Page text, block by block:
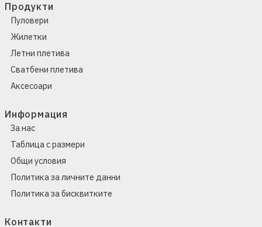
Продукти
Пуловери
Жилетки
Летни плетива
Сватбени плетива
Аксесоари
Информация
За нас
Таблица с размери
Общи условия
Политика за личните данни
Политика за бисквитките
Контакти